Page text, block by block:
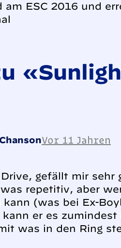
am ESC 2016 und
Vor 11 Jahren
gefällt mir sehr
repetitiv, aber
(was bei Ex-
er es
was in den Ring